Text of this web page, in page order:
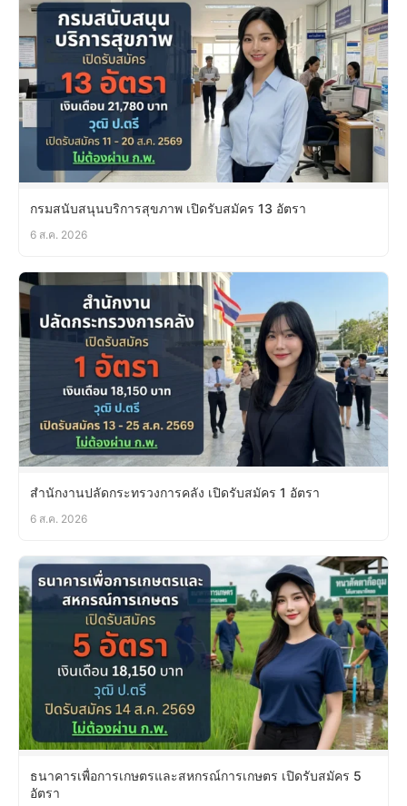
กรมสนับสนุนบริการสุขภาพ เปิดรับสมัคร 13 อัตรา
6 ส.ค. 2026
สำนักงานปลัดกระทรวงการคลัง เปิดรับสมัคร 1 อัตรา
6 ส.ค. 2026
ธนาคารเพื่อการเกษตรและสหกรณ์การเกษตร เปิดรับสมัคร 5
อัตรา